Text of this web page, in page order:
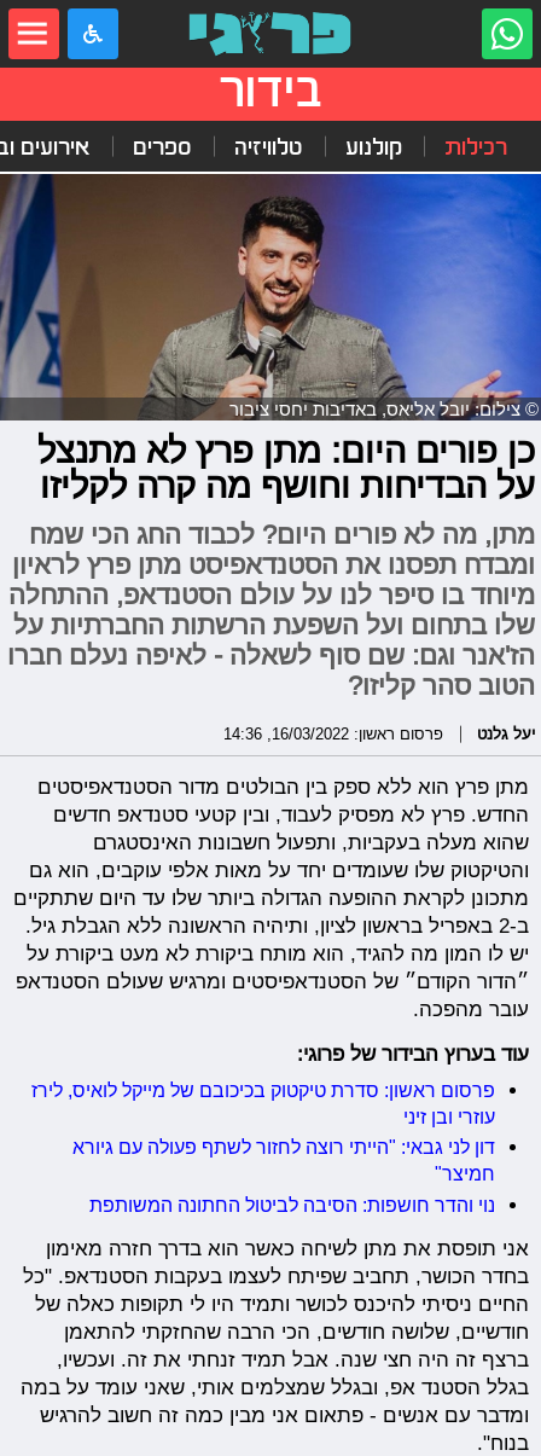
בידור
רכילות קולנוע טלוויזיה ספרים אירועים
© צילום: יובל אליאס, באדיבות יחסי ציבור
כן פורים היום: מתן פרץ לא מתנצל
על הבדיחות וחושף מה קרה לקליזו
מתן, מה לא פורים היום? לכבוד החג הכי שמח
ומבדח תפסנו את הסטנדאפיסט מתן פרץ לראיון
מיוחד בו סיפר לנו על עולם הסטנדאפ, ההתחלה
שלו בתחום ועל השפעת הרשתות החברתיות על
הז'אנר וגם: שם סוף לשאלה - לאיפה נעלם חברו
הטוב סהר קליזו?
יעל גלנט פרסום ראשון: 16/03/2022, 14:36
מתן פרץ הוא ללא ספק בין הבולטים מדור הסטנדאפיסטים
החדש. פרץ לא מפסיק לעבוד, ובין קטעי סטנדאפ חדשים
שהוא מעלה בעקביות, ותפעול חשבונות האינסטגרם
והטיקטוק שלו שעומדים יחד על מאות אלפי עוקבים, הוא גם
מתכונן לקראת ההופעה הגדולה ביותר שלו עד היום שתתקיים
ב-2 באפריל בראשון לציון, ותיהיה הראשונה ללא הגבלת גיל.
יש לו המון מה להגיד, הוא מותח ביקורת לא מעט ביקורת על
״הדור הקודם״ של הסטנדאפיסטים ומרגיש שעולם הסטנדאפ
עובר מהפכה.
עוד בערוץ הבידור של פרוגי:
פרסום ראשון: סדרת טיקטוק בכיכובם של מייקל לואיס, לירז
עוזרי ובן זיני
דון לני גבאי: "הייתי רוצה לחזור לשתף פעולה עם גיורא
חמיצר"
נוי והדר חושפות: הסיבה לביטול החתונה המשותפת
אני תופסת את מתן לשיחה כאשר הוא בדרך חזרה מאימון
בחדר הכושר, תחביב שפיתח לעצמו בעקבות הסטנדאפ. "כל
החיים ניסיתי להיכנס לכושר ותמיד היו לי תקופות כאלה של
חודשיים, שלושה חודשים, הכי הרבה שהחזקתי להתאמן
ברצף זה היה חצי שנה. אבל תמיד זנחתי את זה. ועכשיו,
בגלל הסטנד אפ, ובגלל שמצלמים אותי, שאני עומד על במה
ומדבר עם אנשים - פתאום אני מבין כמה זה חשוב להרגיש
בנוח".